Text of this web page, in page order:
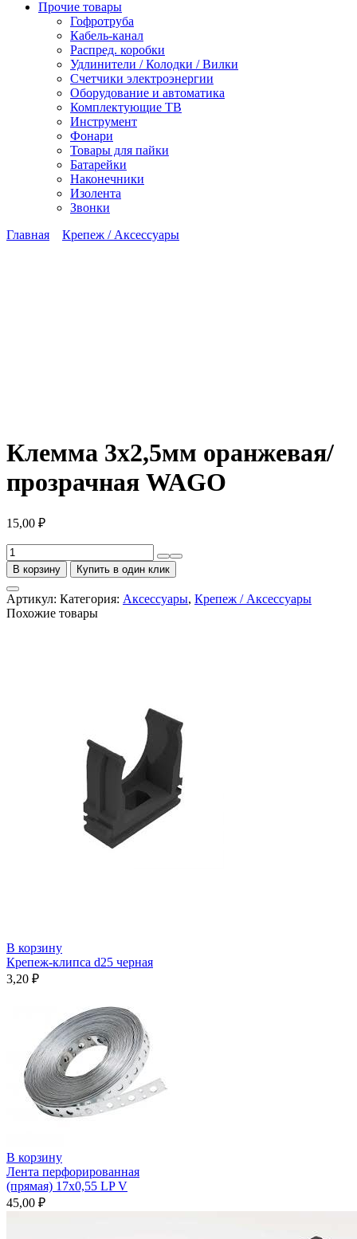
Прочие товары
Гофротруба
Кабель-канал
Распред. коробки
Удлинители / Колодки / Вилки
Счетчики электроэнергии
Оборудование и автоматика
Комплектующие ТВ
Инструмент
Фонари
Товары для пайки
Батарейки
Наконечники
Изолента
Звонки
Главная
Крепеж / Аксессуары
Клемма 3х2,5мм оранжевая/
прозрачная WAGO
15,00 ₽
Количество
товара
Клемма
3х2,5мм
оранжевая/
прозрачная
В корзину Купить в один клик
Артикул: Категория: Аксессуары, Крепеж / Аксессуары
Похожие товары
В корзину
Крепеж-клипса d25 черная
3,20 ₽
В корзину
Лента перфорированная
(прямая) 17х0,55 LP V
45,00 ₽